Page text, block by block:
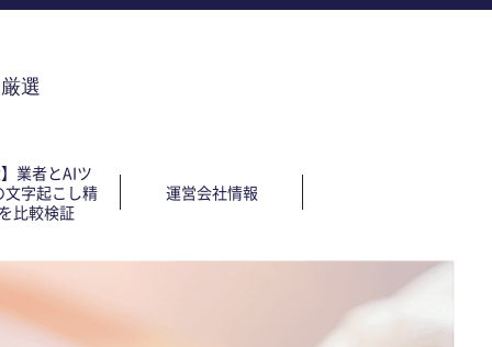
選
業者とAIツ
文字起こし精
比較検証
運営会社情報